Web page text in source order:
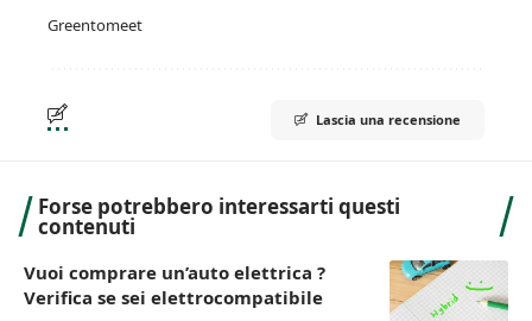
Greentomeet
Lascia una recensione
Forse potrebbero interessarti questi
contenuti
Vuoi comprare un’auto elettrica ?
Verifica se sei elettrocompatibile